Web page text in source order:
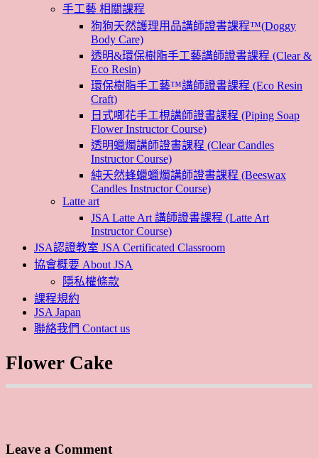
手工藝 相關課程
狗狗天然護理用品講師證書課程™(Doggy
Body Care)
透明&環保樹脂手工藝講師證書課程 (Clear &
Eco Resin)
環保樹脂手工藝™講師證書課程 (Eco Resin
Craft)
日式唧花手工梘講師證書課程 (Piping Soap
Flower Instructor Course)
透明蠟燭講師證書課程 (Clear Candles
Instructor Course)
純天然蜂蠟蠟燭講師證書課程 (Beeswax
Candles Instructor Course)
Latte art
JSA Latte Art 講師證書課程 (Latte Art
Instructor Course)
JSA認證教室 JSA Certificated Classroom
協會概要 About JSA
隱私權條款
課程規約
JSA Japan
聯絡我們 Contact us
Flower Cake
Leave a Comment